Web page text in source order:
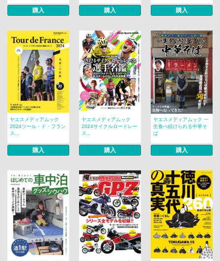
購入 購入 購入
ヤエスメディアムック
2024ツール・ド・フラン
ス...
購入
ヤエスメディアムック
2024サイクルロードレー
ス...
購入
ヤエスメディアムック 一
生食べ続けられる中華そ
ば
購入